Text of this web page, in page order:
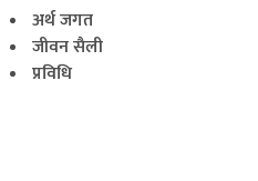
अर्थ जगत
जीवन सैली
प्रविधि